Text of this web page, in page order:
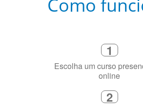
Como
1
Escolha um curso
online
2